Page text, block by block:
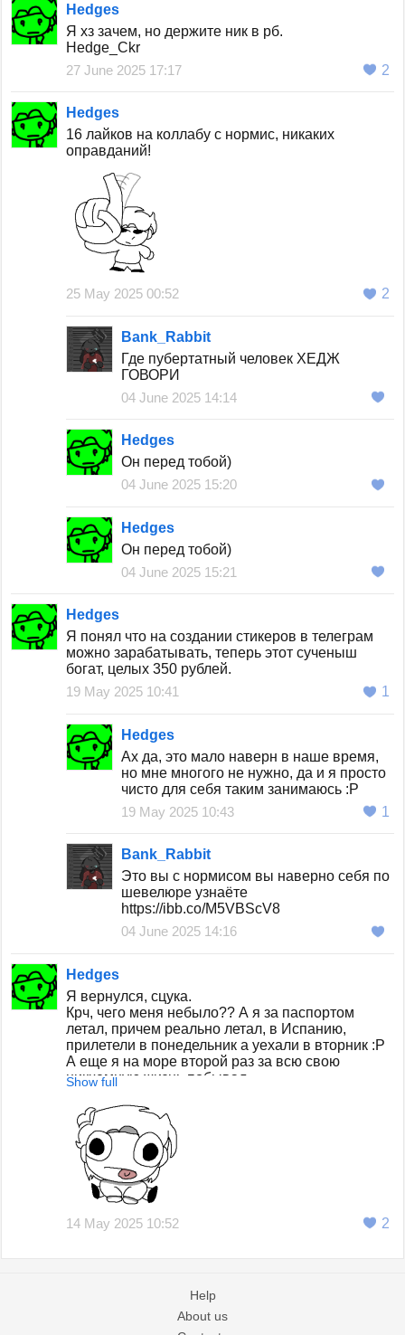
Hedges
Я хз зачем, но держите ник в рб.
Hedge_Ckr
27 June 2025 17:17
2
Hedges
16 лайков на коллабу с нормис, никаких
оправданий!
25 May 2025 00:52 2
Bank_Rabbit
Где пубертатный человек ХЕДЖ
ГОВОРИ
04 June 2025 14:14
Hedges
Он перед тобой)
04 June 2025 15:20
Hedges
Он перед тобой)
04 June 2025 15:21
Hedges
Я понял что на создании стикеров в телеграм
можно зарабатывать, теперь этот сученыш
богат, целых 350 рублей.
19 May 2025 10:41
1
Hedges
Ах да, это мало наверн в наше время,
но мне многого не нужно, да и я просто
чисто для себя таким занимаюсь :Р
19 May 2025 10:43
1
Bank_Rabbit
Это вы с нормисом вы наверно себя по
шевелюре узнаёте
https://ibb.co/M5VBScV8
04 June 2025 14:16
Hedges
Я вернулся, сцука.
Крч, чего меня небыло?? А я за паспортом
летал, причем реально летал, в Испанию,
прилетели в понедельник а уехали в вторник :Р
А еще я на море второй раз за всю свою
никчемную жизнь побывал.
Show full
14 May 2025 10:52 2
Help
About us